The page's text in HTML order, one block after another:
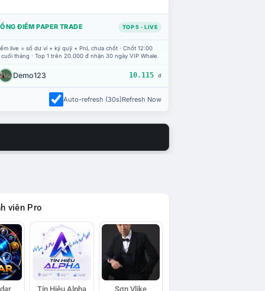
ĐIỂM PAPER TRADE TOP 5 · LIVE
live = số dư ví + ký quỹ + PnL chưa chốt · Chốt 12:00
tháng · Top 1 trên 20.000 đ nhận 30 ngày VIP Whale.
Demo123 10.115 đ
Auto-refresh (30s)Refresh Now
viên Pro
Tín Hiệu Alpha Sơn Vlike